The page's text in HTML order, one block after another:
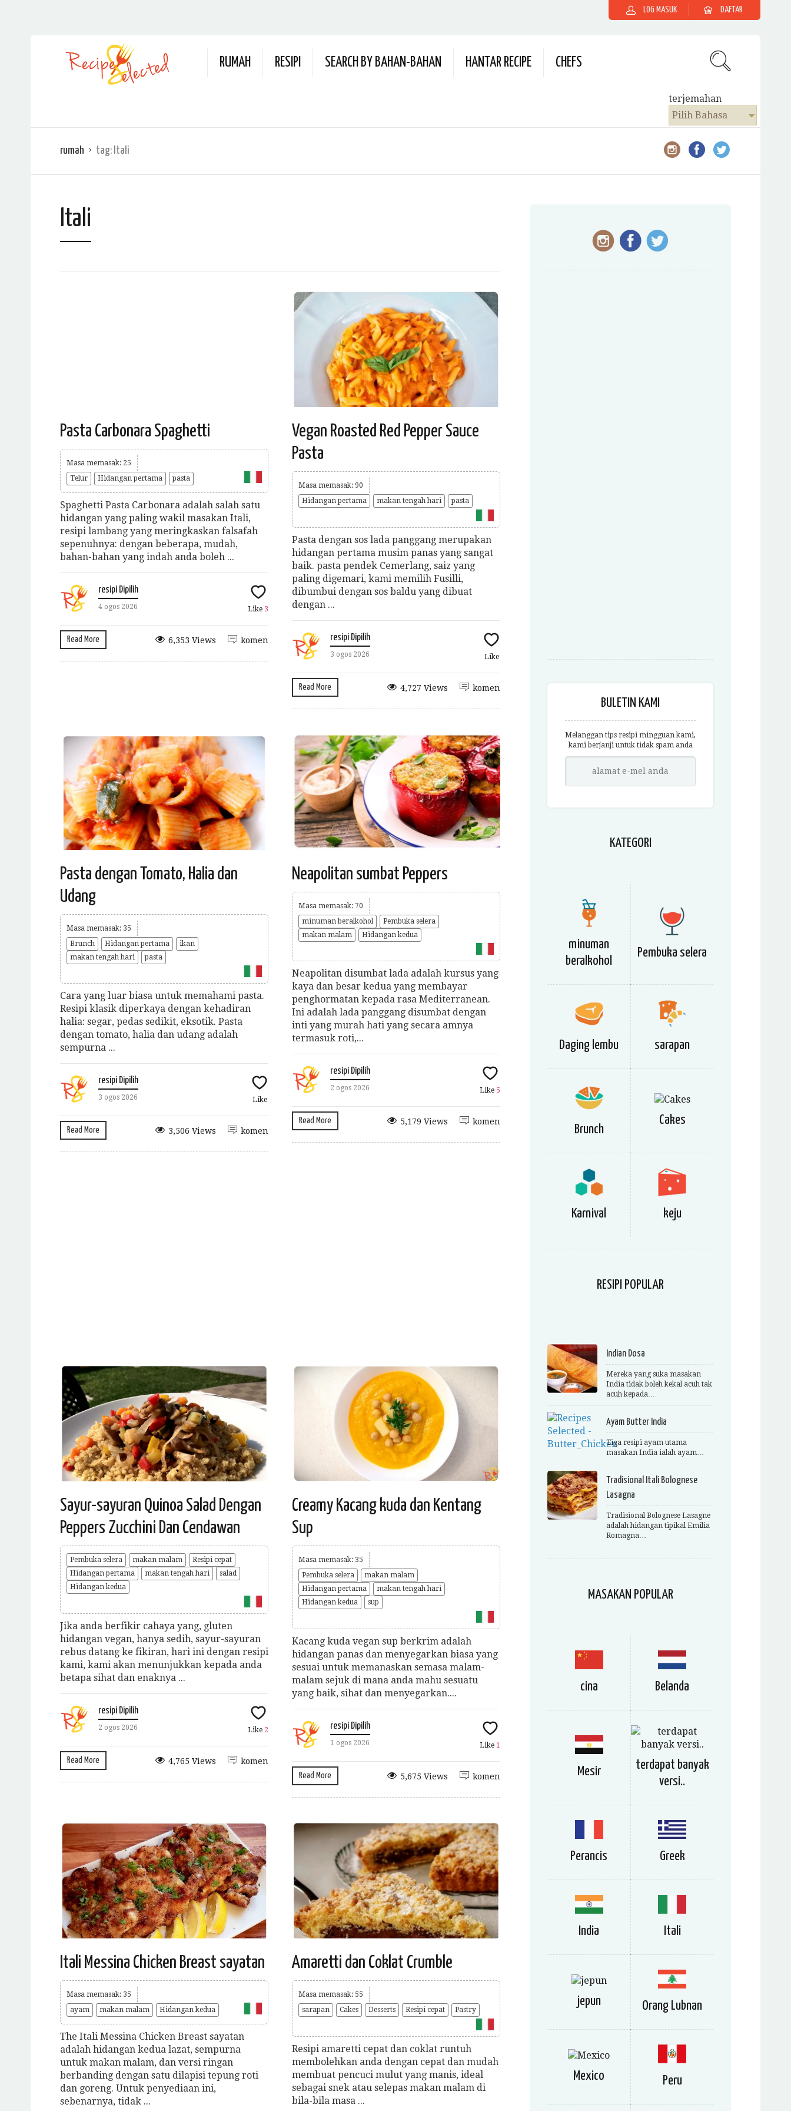
LOG MASUK DAFTAR
RUMAH RESIPI SEARCH BY BAHAN-BAHAN HANTAR RECIPE CHEFS
terjemahan
Pilih Bahasa
rumah tag: Itali
Itali
Pasta Carbonara Spaghetti
Masa memasak: 25
Telur
Hidangan pertama pasta
Spaghetti Pasta Carbonara adalah salah satu
hidangan yang paling wakil masakan Itali,
resipi lambang yang meringkaskan falsafah
sepenuhnya: dengan beberapa, mudah,
bahan-bahan yang indah anda boleh ...
resipi Dipilih
4 ogos 2026 Like 3
Read More komen
6,353 Views
Vegan Roasted Red Pepper Sauce
Pasta
Masa memasak: 90
Hidangan pertama
makan tengah hari pasta
Pasta dengan sos lada panggang merupakan
hidangan pertama musim panas yang sangat
baik. pasta pendek Cemerlang, saiz yang
paling digemari, kami memilih Fusilli,
dibumbui dengan sos baldu yang dibuat
dengan ...
resipi Dipilih
3 ogos 2026 Like
Read More komen
4,727 Views
Pasta dengan Tomato, Halia dan
Udang
Masa memasak: 35
Brunch
Hidangan pertama
ikan
makan tengah hari
pasta
Cara yang luar biasa untuk memahami pasta.
Resipi klasik diperkaya dengan kehadiran
halia: segar, pedas sedikit, eksotik. Pasta
dengan tomato, halia dan udang adalah
sempurna ...
resipi Dipilih
3 ogos 2026 Like
Read More komen
3,506 Views
Neapolitan sumbat Peppers
Masa memasak: 70
minuman beralkohol
Pembuka selera
makan malam
Hidangan kedua
Neapolitan disumbat lada adalah kursus yang
kaya dan besar kedua yang membayar
penghormatan kepada rasa Mediterranean.
Ini adalah lada panggang disumbat dengan
inti yang murah hati yang secara amnya
termasuk roti,...
resipi Dipilih
2 ogos 2026 Like 5
Read More komen
5,179 Views
Sayur-sayuran Quinoa Salad Dengan
Peppers Zucchini Dan Cendawan
Pembuka selera makan malam
Resipi cepat
Hidangan pertama
makan tengah hari
salad
Hidangan kedua
Jika anda berfikir cahaya yang, gluten
hidangan vegan, hanya sedih, sayur-sayuran
rebus datang ke fikiran, hari ini dengan resipi
kami, kami akan menunjukkan kepada anda
betapa sihat dan enaknya ...
resipi Dipilih
2 ogos 2026 Like 2
Read More komen
4,765 Views
Creamy Kacang kuda dan Kentang
Sup
Masa memasak: 35
Pembuka selera
makan malam
Hidangan pertama
makan tengah hari
Hidangan kedua
sup
Kacang kuda vegan sup berkrim adalah
hidangan panas dan menyegarkan biasa yang
sesuai untuk memanaskan semasa malam-
malam sejuk di mana anda mahu sesuatu
yang baik, sihat dan menyegarkan....
resipi Dipilih
1 ogos 2026 Like 1
Read More komen
5,675 Views
Itali Messina Chicken Breast sayatan
Masa memasak: 35
ayam
makan malam Hidangan kedua
The Itali Messina Chicken Breast sayatan
adalah hidangan kedua lazat, sempurna
untuk makan malam, dan versi ringan
berbanding dengan satu dilapisi tepung roti
dan goreng. Untuk penyediaan ini,
sebenarnya, tidak ...
Amaretti dan Coklat Crumble
Masa memasak: 55
sarapan
Cakes Desserts Resipi cepat Pastry
Resipi amaretti cepat dan coklat runtuh
membolehkan anda dengan cepat dan mudah
membuat pencuci mulut yang manis, ideal
sebagai snek atau selepas makan malam di
bila-bila masa ...
BULETIN KAMI
Melanggan tips resipi mingguan kami,
kami berjanji untuk tidak spam anda
KATEGORI
minuman
beralkohol
Pembuka selera
Daging lembu sarapan
Brunch
Cakes
Karnival keju
RESIPI POPULAR
Indian Dosa
Mereka yang suka masakan
India tidak boleh kekal acuh tak
acuh kepada…
Ayam Butter India
Tiga resipi ayam utama
masakan India ialah ayam…
Tradisional Itali Bolognese
Lasagna
Tradisional Bolognese Lasagne
adalah hidangan tipikal Emilia
Romagna…
MASAKAN POPULAR
cina Belanda
Mesir
terdapat banyak
versi..
Perancis Greek
India Itali
jepun Orang Lubnan
Mexico Peru